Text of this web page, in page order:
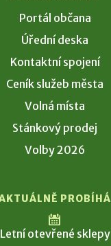
Portál občana
Úřední deska
Kontaktní spojení
Ceník služeb města
Volná místa
Stánkový prodej
Volby 2026
PROBÍHÁ
Letní otevřené sklepy